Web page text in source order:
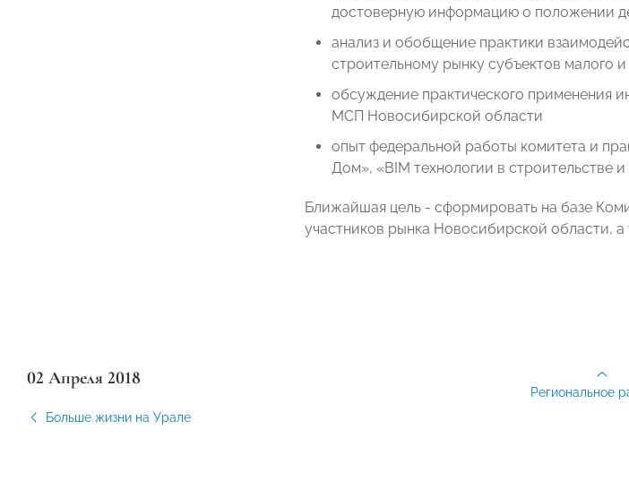
достоверную информацию о положении
анализ и обобщение практики
строительному рынку субъектов малого
обсуждение практического применения
МСП Новосибирской области
опыт федеральной работы комитета и
Дом», «BIM технологии в строительстве
Ближайшая цель - сформировать на базе
участников рынка Новосибирской области,
02 Апреля 2018
Больше жизни на Урале
Региональное